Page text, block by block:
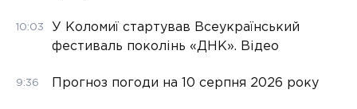
10:03
У Коломиї стартував Всеукраїнський
фестиваль поколінь «ДНК». Відео
9:36 Прогноз погоди на 10 серпня 2026 року